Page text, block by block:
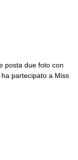
posta due foto con
partecipato a Miss